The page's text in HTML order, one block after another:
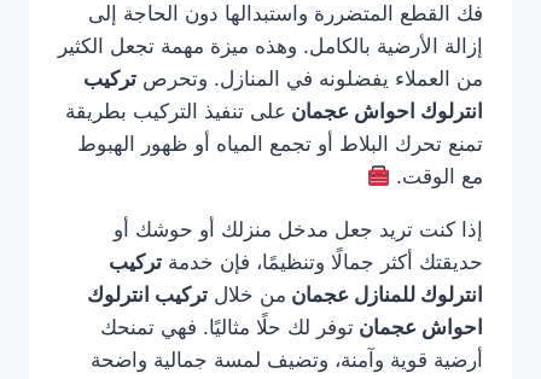
فك القطع المتضررة واستبدالها دون الحاجة إلى
إزالة الأرضية بالكامل. وهذه ميزة مهمة تجعل الكثير
من العملاء يفضلونه في المنازل. وتحرص تركيب
انترلوك احواش عجمان على تنفيذ التركيب بطريقة
تمنع تحرك البلاط أو تجمع المياه أو ظهور الهبوط
مع الوقت.
إذا كنت تريد جعل مدخل منزلك أو حوشك أو
حديقتك أكثر جمالًا وتنظيمًا، فإن خدمة تركيب
انترلوك للمنازل عجمان من خلال تركيب انترلوك
احواش عجمان توفر لك حلًا مثاليًا. فهي تمنحك
أرضية قوية وآمنة، وتضيف لمسة جمالية واضحة